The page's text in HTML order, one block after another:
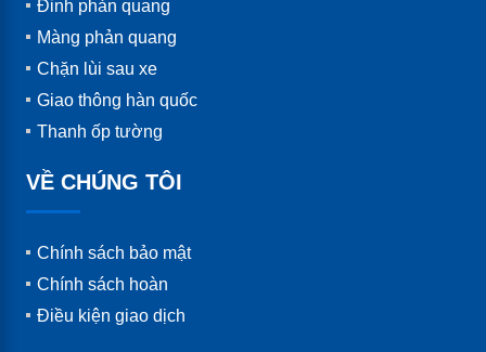
Đinh phản quang
Màng phản quang
Chặn lùi sau xe
Giao thông hàn quốc
Thanh ốp tường
VỀ CHÚNG TÔI
Chính sách bảo mật
Chính sách hoàn
Điều kiện giao dịch